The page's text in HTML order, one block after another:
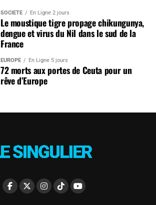
SOCIÉTÉ En Ligne 2 jours
Le moustique tigre propage chikungunya,
dengue et virus du Nil dans le sud de la
France
EUROPE En Ligne 5 jours
72 morts aux portes de Ceuta pour un
rêve d’Europe